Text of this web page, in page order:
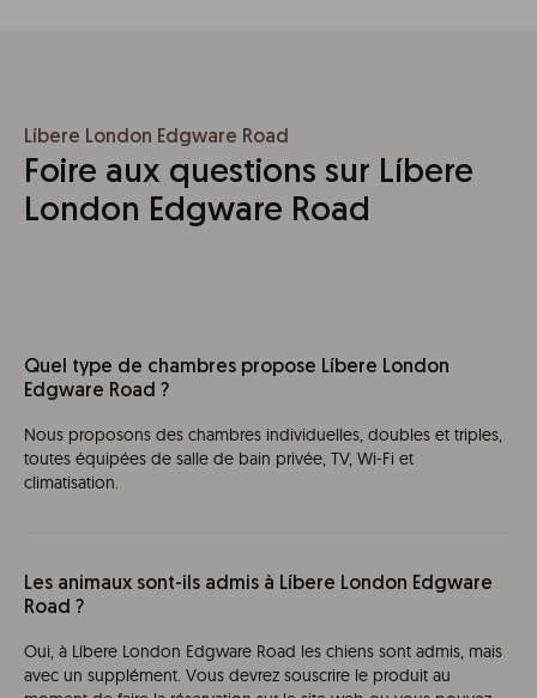
Líbere London Edgware Road
Foire aux questions sur Líbere
London Edgware Road
Quel type de chambres propose Líbere London
Edgware Road ?
Nous proposons des chambres individuelles, doubles et triples,
toutes équipées de salle de bain privée, TV, Wi-Fi et
climatisation.
Les animaux sont-ils admis à Líbere London Edgware
Road ?
Oui, à Líbere London Edgware Road les chiens sont admis, mais
avec un supplément. Vous devrez souscrire le produit au